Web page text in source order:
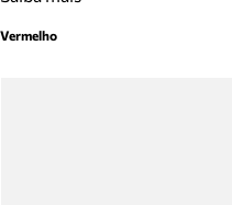
Vermelho